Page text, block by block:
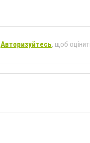
Авторизуйтесь, щоб